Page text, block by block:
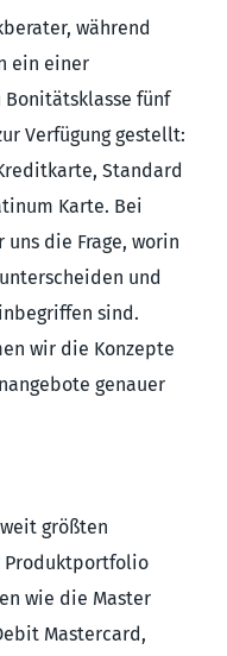
während
ein einer
fünf
Verfügung gestellt:
Standard
Karte. Bei
die Frage, worin
und
sind.
wir die Konzepte
genauer
größten
Produktportfolio
wie die Master
Mastercard,